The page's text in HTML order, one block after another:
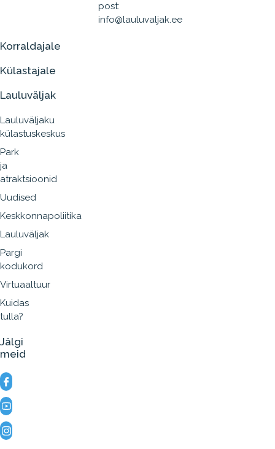
post:
info@lauluvaljak.ee
Korraldajale
Külastajale
Lauluväljak
Lauluväljaku
külastuskeskus
Park
ja
atraktsioonid
Uudised
Keskkonnapoliitika
Lauluväljak
Pargi
kodukord
Virtuaaltuur
Kuidas
tulla?
Jälgi
meid